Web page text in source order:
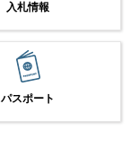
入札情報
パスポート